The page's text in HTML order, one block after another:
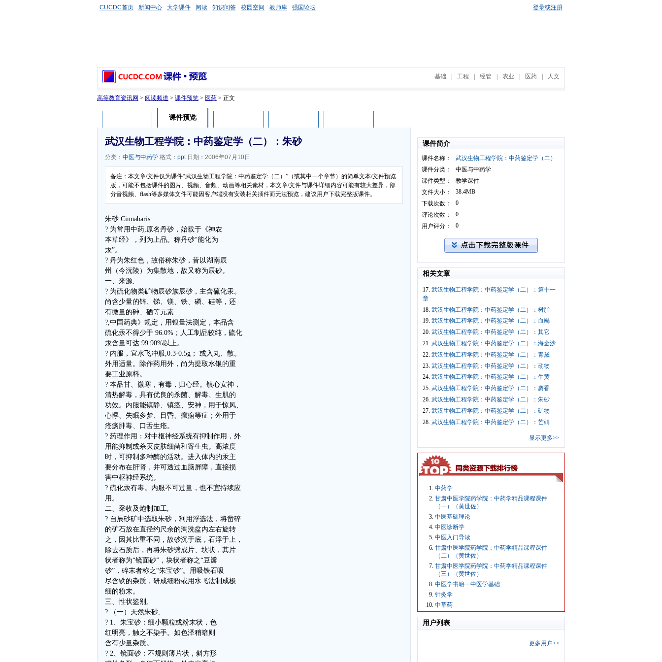
CUCDC首页 新闻中心 大学课件 阅读 知识问答 校园空间 教师库 强国论坛 登录或注册
基础 工程 经管 农业 医药 人文
高等教育资讯网 > 阅读频道 > 课件预览 > 医药 > 正文
课件预览
武汉生物工程学院：中药鉴定学（二）：朱砂
分类： 中医与中药学 格式： ppt日期：2006年07月10日
备注：本文章/文件仅为课件“武汉生物工程学院：中药鉴定学（二）”（或其中一个章节）的简单文本/文件预览
版，可能不包括课件的图片、视频、音频、动画等相关素材，本文章/文件与课件详细内容可能有较大差异，部
分音视频、flash等多媒体文件可能因客户端没有安装相关插件而无法预览，建议用户下载完整版课件。
朱砂 Cinnabaris
? 为常用中药,原名丹砂，始载于《神农
本草经》，列为上品。称丹砂“能化为
汞”。
? 丹为朱红色，故俗称朱砂，昔以湖南辰
州（今沅陵）为集散地，故又称为辰砂。
一、来源,
? 为硫化物类矿物辰砂族辰砂，主含硫化汞。
尚含少量的锌、锑、镁、铁、磷、硅等，还
有微量的砷、硒等元素
?,中国药典》规定，用银量法测定，本品含
硫化汞不得少于 96.0%；人工制品较纯，硫化
汞含量可达 99.90%以上。
? 内服，宜水飞冲服,0.3-0.5g； 或入丸、散。
外用适量。除作药用外，尚为提取水银的重
要工业原料。
? 本品甘、微寒，有毒，归心经。镇心安神，
清热解毒，具有优良的杀菌、解毒、生肌的
功效。内服能镇静、镇痉、安神，用于惊风、
心悸、失眠多梦、目昏、癫痫等症；外用于
疮疡肿毒、口舌生疮。
? 药理作用：对中枢神经系统有抑制作用，外
用能抑制或杀灭皮肤细菌和寄生虫。高浓度
时，可抑制多种酶的活动。进入体内的汞主
要分布在肝肾，并可透过血脑屏障，直接损
害中枢神经系统。
? 硫化汞有毒。内服不可过量，也不宜持续应
用。
二、采收及炮制加工,
? 自辰砂矿中选取朱砂，利用浮选法，将凿碎
的矿石放在直径约尺余的淘洗盆内左右旋转
之，因其比重不同，故砂沉于底，石浮于上，
除去石质后，再将朱砂劈成片、块状，其片
状者称为“镜面砂”，块状者称之“豆瓣
砂”，碎末者称之“朱宝砂”。用吸铁石吸
尽含铁的杂质，研成细粉或用水飞法制成极
细的粉末。
三、性状鉴别,
? （一）天然朱砂,
? 1、朱宝砂：细小颗粒或粉末状，色
红明亮，触之不染手。如色泽稍暗则
含有少量杂质。
? 2、镜面砂：不规则薄片状，斜方形
课件简介
课件名称：
武汉生物工程学院：中药鉴定学（二）
课件分类：
中医与中药学
课件类型：
教学课件
文件大小：
38.4MB
下载次数：
0
评论次数：
0
用户评分：
0
相关文章
17. 武汉生物工程学院：中药鉴定学（二）：第十一
章
18. 武汉生物工程学院：中药鉴定学（二）：树脂
19. 武汉生物工程学院：中药鉴定学（二）：血竭
20. 武汉生物工程学院：中药鉴定学（二）：其它
21. 武汉生物工程学院：中药鉴定学（二）：海金沙
22. 武汉生物工程学院：中药鉴定学（二）：青黛
23. 武汉生物工程学院：中药鉴定学（二）：动物
24. 武汉生物工程学院：中药鉴定学（二）：牛黄
25. 武汉生物工程学院：中药鉴定学（二）：麝香
26. 武汉生物工程学院：中药鉴定学（二）：朱砂
27. 武汉生物工程学院：中药鉴定学（二）：矿物
28. 武汉生物工程学院：中药鉴定学（二）：芒硝
显示更多>>
中药学
甘肃中医学院药学院：中药学精品课程课件
（一）（黄世佐）
中医基础理论
中医诊断学
中医入门导读
甘肃中医学院药学院：中药学精品课程课件
（二）（黄世佐）
甘肃中医学院药学院：中药学精品课程课件
（三）（黄世佐）
中医学书籍—中医学基础
针灸学
中草药
用户列表
更多用户>>